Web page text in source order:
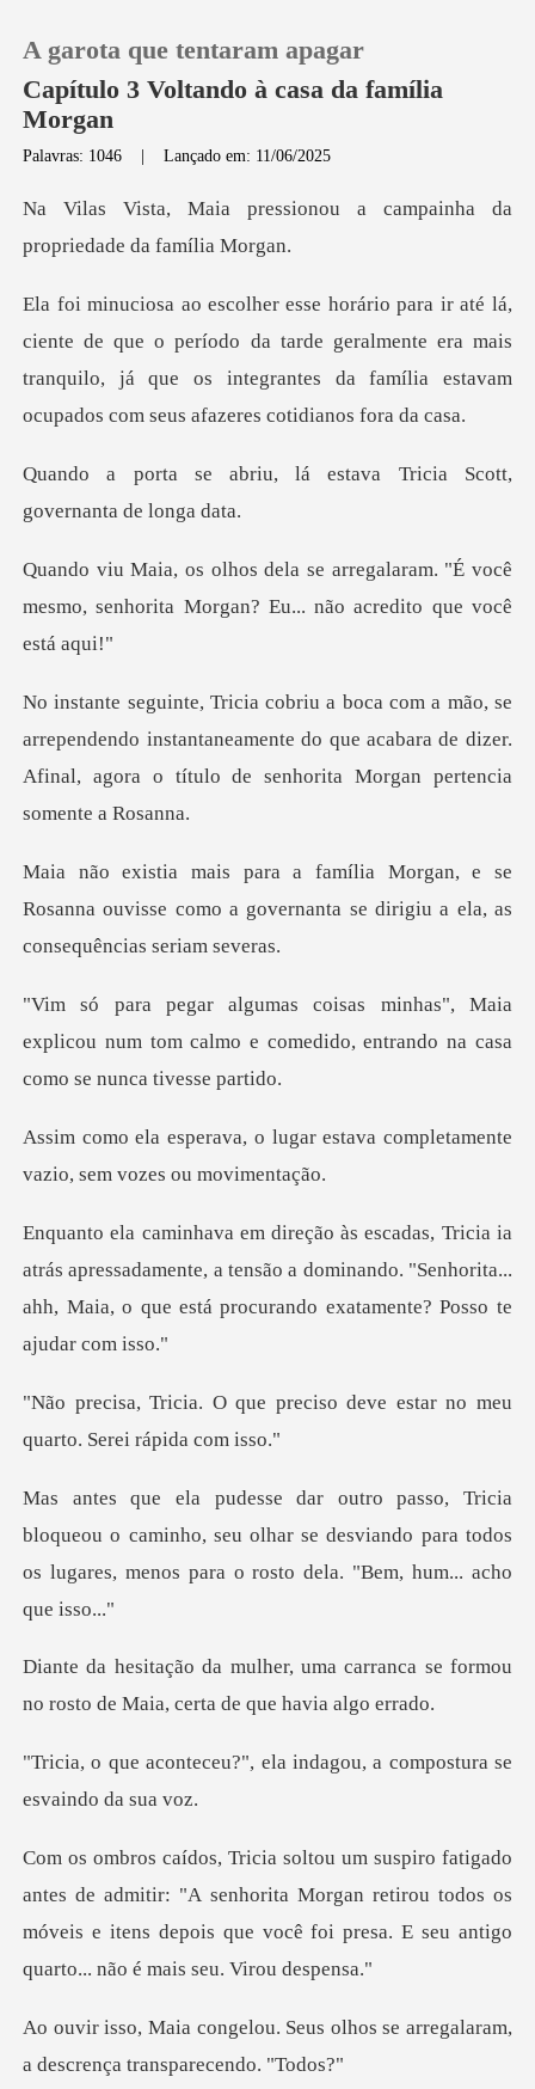
Loja
Histórico
Sair
A garota que tentaram apagar
Capítulo 3 Voltando à casa da família
Morgan
Palavras: 1046 |Lançado em: 11/06/2025
ionou a campainha da
propr
o período da tarde geralmente era mais
tranquilo, já que os integrantes
lá estava Tricia Scott,
g
alaram. "É você
mesmo, senhorita Morgan
pendendo instantaneamente do que acabara de dizer.
Afinal, ag
e se
Rosanna ouvisse como a governanta se dir
Maia
explicou num tom calmo e comedido, ent
gar estava completamente
vazi
apressadamente, a tensão a dominando. "Senhorita...
ahh, Mai
preciso deve estar no meu
qu
u o caminho, seu olhar se desviando para todos
os lugares
carranca se formou
no rosto de Ma
, ela indagou, a compostur
tir: "A senhorita Morgan retirou todos os
móveis e itens depois que v
eus olhos se arregalaram,
a des